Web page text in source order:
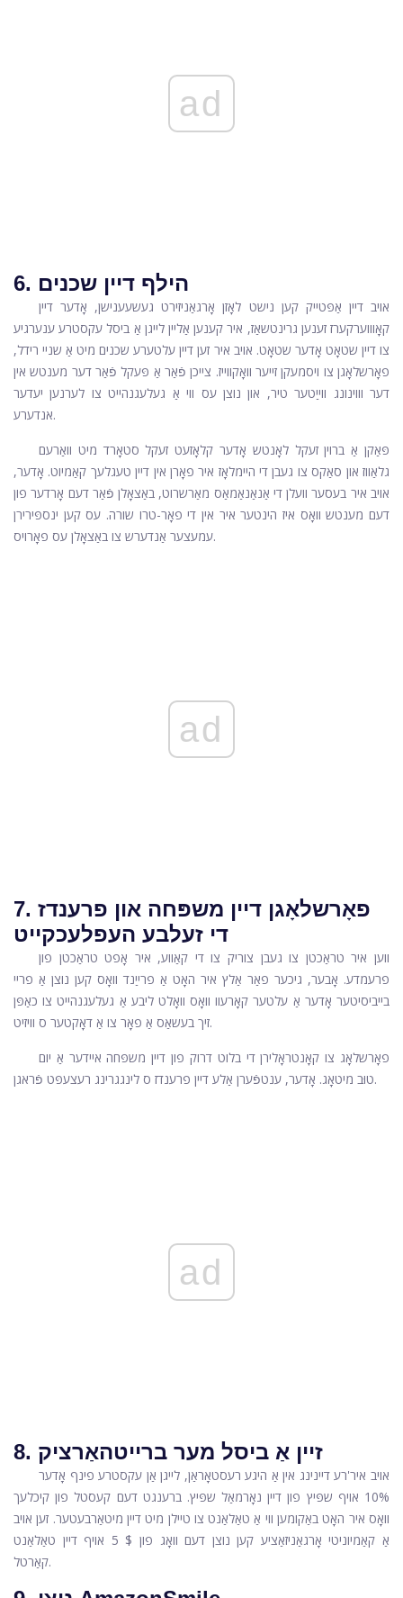
ad
6. הילף דיין שכנים
אויב דיין אַפּטייק קען נישט לאָזן אָרגאַניזירט געשעענישן, אָדער דיין
קאָוווערקערז זענען גרינטשאַז, איר קענען אַליין לייגן אַ ביסל עקסטרע ענערגיע
צו דיין שטאָט אָדער שטאָט. אויב איר זען דיין עלטערע שכנים מיט אַ שניי רידל,
פאָרשלאָגן צו ויסמעקן זייער וואָקווייז. צייכן פֿאַר אַ פּעקל פֿאַר דער מענטש אין
דער וווינונג ווייַטער טיר, און נוצן עס ווי אַ געלעגנהייט צו לערנען יעדער
אנדערע.
פּאַקן אַ ברוין זעקל לאָנטש אָדער קלאָזעט זעקל סטאָרד מיט וואַרעם
גלאַווז און סאַקס צו געבן די היימלאָז איר פאָרן אין דיין טעגלעך קאַמיוט. אָדער,
אויב איר בעסער וועלן די אַנאַנאַמאַס מאַרשרוט, באַצאָלן פֿאַר דעם אָרדער פון
דעם מענטש וואָס איז הינטער איר אין די פאָר-טרו שורה. עס קען ינספּירירן
עמעצער אַנדערש צו באַצאָלן עס פאָרויס.
ad
7. פאָרשלאָגן דיין משפּחה און פרענדז
די זעלבע העפלעכקייט
ווען איר טראַכטן צו געבן צוריק צו די קאַווע, איר אָפט טראַכטן פון
פרעמדע. אָבער, גיכער פאַר אַלץ איר האָט אַ פרייַנד וואָס קען נוצן אַ פריי
בייביסיטער אָדער אַ עלטער קאָרעוו וואָס וואָלט ליבע אַ געלעגנהייט צו כאַפּן
זיך בעשאַס אַ פאָר צו אַ דאָקטער ס וויזיט.
פאָרשלאָג צו קאָנטראָלירן די בלוט דרוק פון דיין משפּחה איידער אַ יום
טוּב מיטאָג. אָדער, ענטפֿערן אַלע דיין פרענדז ס לינגגרינג רעצעפּט פֿראגן.
ad
8. זיין אַ ביסל מער ברייטהאַרציק
אויב איר'רע דיינינג אין אַ היגע רעסטאָראַן, לייגן אַן עקסטרע פינף אָדער
10% אויף שפּיץ פון דיין נאָרמאַל שפּיץ. ברענגט דעם קעסטל פון קיכלעך
וואָס איר האָט באַקומען ווי אַ טאַלאַנט צו טיילן מיט דיין מיטאַרבעטער. זען אויב
אַ קאַמיוניטי אָרגאַניזאַציע קען נוצן דעם וואָג פון $ 5 אויף דיין טאַלאַנט
קאַרטל.